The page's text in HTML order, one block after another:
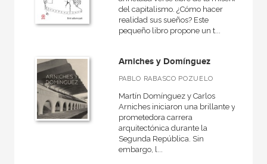
del capitalismo. ¿Cómo hacer
realidad sus sueños? Este
pequeño libro propone un t...
Arniches y Domínguez
PABLO RABASCO POZUELO
Martín Domínguez y Carlos
Arniches iniciaron una brillante y
prometedora carrera
arquitectónica durante la
Segunda República. Sin
embargo, l...